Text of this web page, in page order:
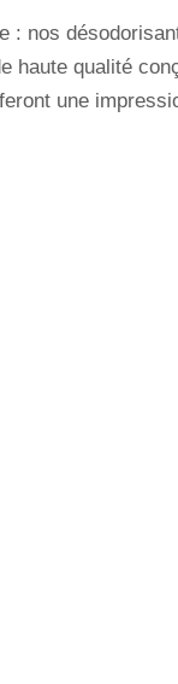
: nos
haute qualité
une